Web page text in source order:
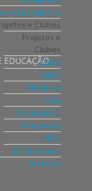
Inclusiva
e Clubes
Projetos e
Clubes
Geral
Selos
NCiência
PES
Projeto LED
Orquestra
PFCI
ECO em nós
Notícias
EDUCAÇÃO